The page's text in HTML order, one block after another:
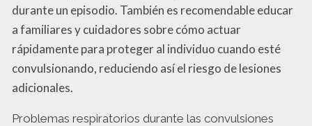
durante un episodio. También es recomendable educar
a familiares y cuidadores sobre cómo actuar
rápidamente para proteger al individuo cuando esté
convulsionando, reduciendo así el riesgo de lesiones
adicionales.
Problemas respiratorios durante las convulsiones